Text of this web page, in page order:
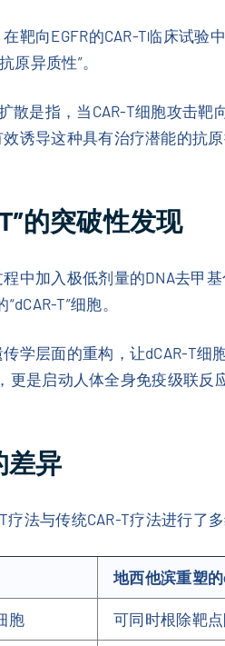
向EGFR的CAR-T临床试验
原异质性”。
散是指，当CAR-T细胞攻击
诱导这种具有治疗潜能的抗
的突破性发现
中加入极低剂量的DNA去甲
T”细胞。
学层面的重构，让dCAR-T
是启动人体全身免疫级联反
差异
法与传统CAR-T疗法进行了多
地西他滨重塑
胞 可同时根除靶